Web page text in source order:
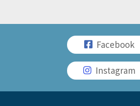
Facebook
Instagram